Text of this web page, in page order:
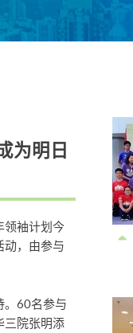
为明日
袖计划今
动，由参与
。60名参与
三院张明添